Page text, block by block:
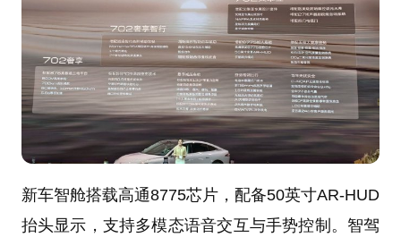
新车智舱搭载高通8775芯片，配备50英寸AR-HUD
抬头显示，支持多模态语音交互与手势控制。智驾